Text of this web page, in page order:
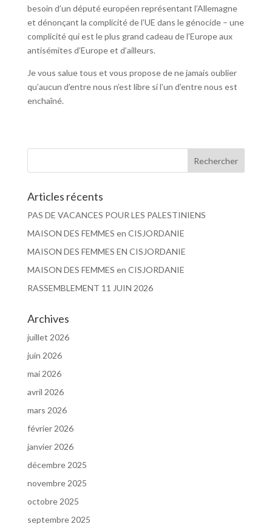
besoin d’un député européen représentant l’Allemagne
et dénonçant la complicité de l’UE dans le génocide – une
complicité qui est le plus grand cadeau de l’Europe aux
antisémites d’Europe et d’ailleurs.
Je vous salue tous et vous propose de ne jamais oublier
qu’aucun d’entre nous n’est libre si l’un d’entre nous est
enchaîné.
Articles récents
PAS DE VACANCES POUR LES PALESTINIENS
MAISON DES FEMMES en CISJORDANIE
MAISON DES FEMMES EN CISJORDANIE
MAISON DES FEMMES en CISJORDANIE
RASSEMBLEMENT 11 JUIN 2026
Archives
juillet 2026
juin 2026
mai 2026
avril 2026
mars 2026
février 2026
janvier 2026
décembre 2025
novembre 2025
octobre 2025
septembre 2025